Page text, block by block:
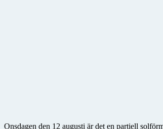
Onsdagen den 12 augusti är det en partiell